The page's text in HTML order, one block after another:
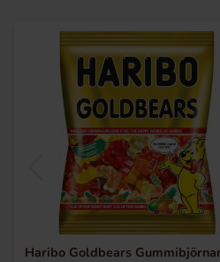
Haribo Goldbears